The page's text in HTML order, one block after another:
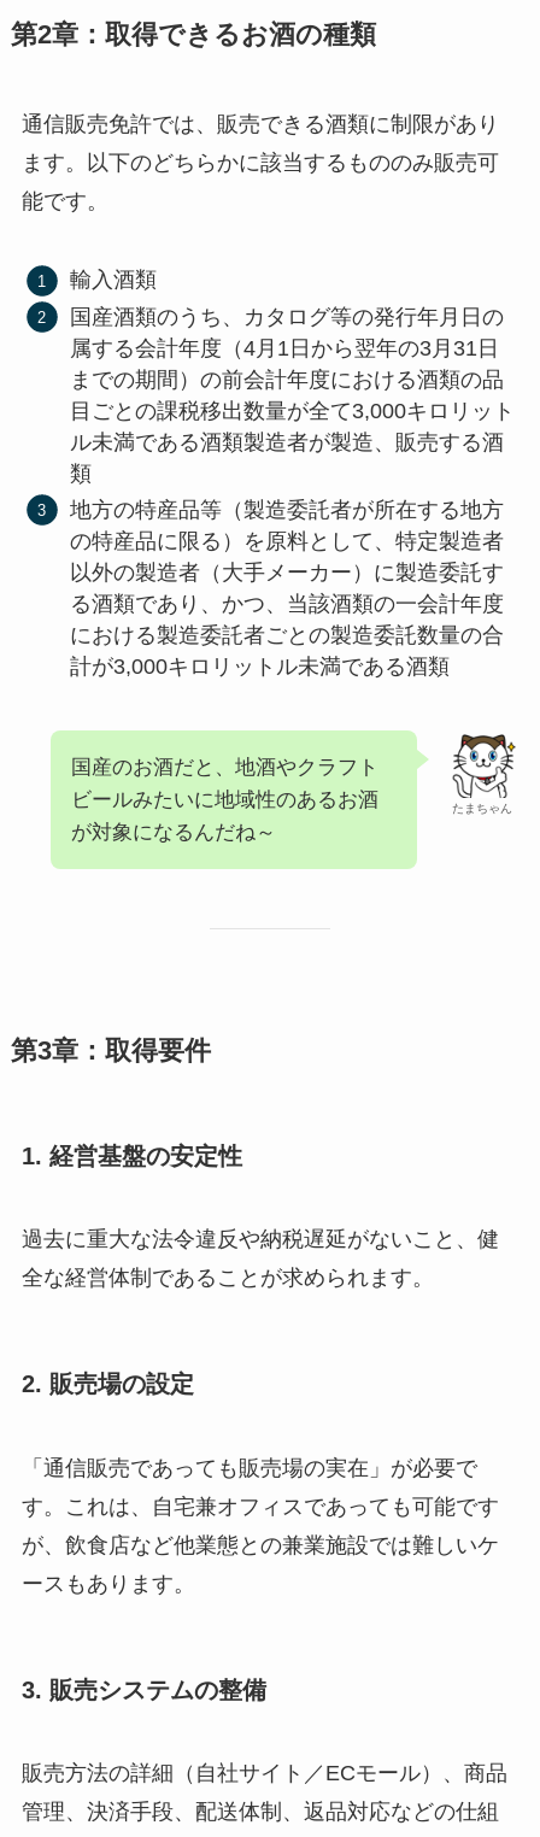
第2章：取得できるお酒の種類
通信販売免許では、販売できる酒類に制限があり
ます。以下のどちらかに該当するもののみ販売可
能です。
輸入酒類
国産酒類のうち、カタログ等の発行年月日の
属する会計年度（4月1日から翌年の3月31日
までの期間）の前会計年度における酒類の品
目ごとの課税移出数量が全て3,000キロリット
ル未満である酒類製造者が製造、販売する酒
類
地方の特産品等（製造委託者が所在する地方
の特産品に限る）を原料として、特定製造者
以外の製造者（大手メーカー）に製造委託す
る酒類であり、かつ、当該酒類の一会計年度
における製造委託者ごとの製造委託数量の合
計が3,000キロリットル未満である酒類
たまちゃん
国産のお酒だと、地酒やクラフト
ビールみたいに地域性のあるお酒
が対象になるんだね～
第3章：取得要件
1. 経営基盤の安定性
過去に重大な法令違反や納税遅延がないこと、健
全な経営体制であることが求められます。
2. 販売場の設定
「通信販売であっても販売場の実在」が必要で
す。これは、自宅兼オフィスであっても可能です
が、飲食店など他業態との兼業施設では難しいケ
ースもあります。
3. 販売システムの整備
販売方法の詳細（自社サイト／ECモール）、商品
管理、決済手段、配送体制、返品対応などの仕組